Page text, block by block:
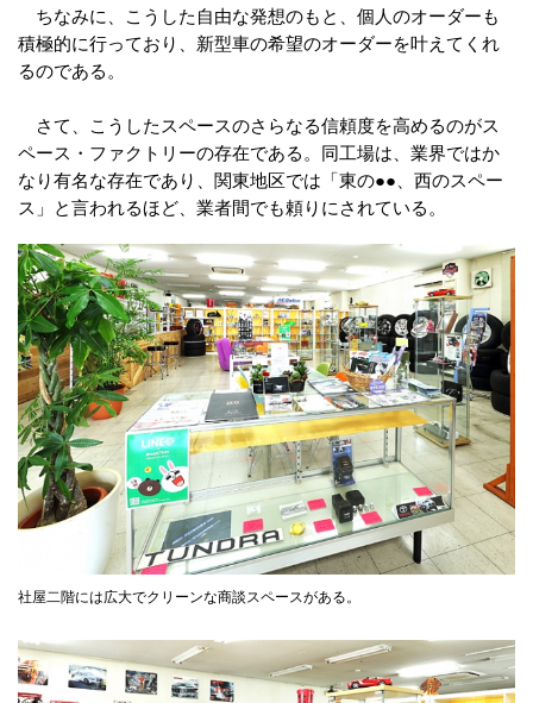
ちなみに、こうした自由な発想のもと、個人のオーダーも
積極的に行っており、新型車の希望のオーダーを叶えてくれ
るのである。
さて、こうしたスペースのさらなる信頼度を高めるのがス
ペース・ファクトリーの存在である。同工場は、業界ではか
なり有名な存在であり、関東地区では「東の●●、西のスペー
ス」と言われるほど、業者間でも頼りにされている。
社屋二階には広大でクリーンな商談スペースがある。